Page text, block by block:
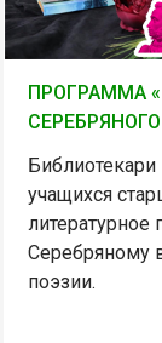
ПРОГРАММА
учащихся
литературное
Серебряному
поэзии.